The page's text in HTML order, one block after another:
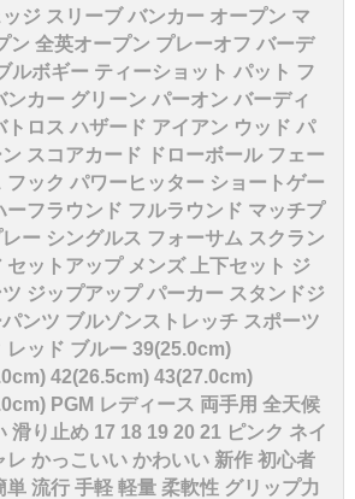
ジ スリーブ バンカー オープン マ
ン 全英オープン プレーオフ バーデ
ルボギー ティーショット パット フ
ンカー グリーン パーオン バーディ
トロス ハザード アイアン ウッド パ
スコアカード ドローボール フェー
フック パワーヒッター ショートゲー
ーフラウンド フルラウンド マッチプ
ー シングルス フォーサム スクラン
セットアップ メンズ 上下セット ジ
ジップアップ パーカー スタンドジ
ンツ ブルゾンストレッチ スポーツ
レッド ブルー 39(25.0cm)
42(26.5cm) 43(27.0cm)
PGM レディース 両手用 全天候
滑り止め 17 18 19 20 21 ピンク ネイ
レ かっこいい かわいい 新作 初心者
単 流行 手軽 軽量 柔軟性 グリップ力